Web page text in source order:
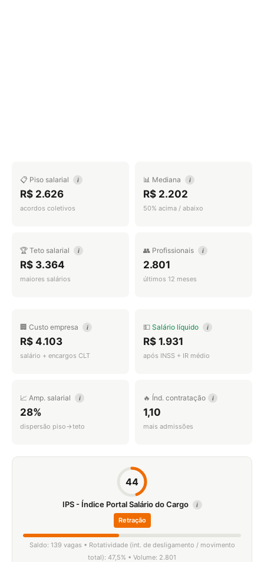
📋 Piso salarial i
R$ 2.626
acordos coletivos
📊 Mediana i
R$ 2.202
50% acima / abaixo
🏆 Teto salarial i
R$ 3.364
maiores salários
👥 Profissionais i
2.801
últimos 12 meses
🏢 Custo empresa i
R$ 4.103
salário + encargos CLT
💵 Salário líquido i
R$ 1.931
após INSS + IR médio
📈 Amp. salarial i
28%
dispersão piso→teto
🔥 Índ. contratação i
1,10
mais admissões
44
IPS - Índice Portal Salário do Cargo i
Retração
Saldo: 139 vagas • Rotatividade (int. de desligamento / movimento
total): 47,5% • Volume: 2.801